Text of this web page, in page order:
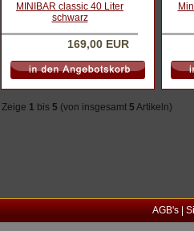
MINIBAR classic 40 Liter
schwarz
169,00 EUR
Zeige 1 bis 5 (von insgesamt 5 Artikeln)
AGB's|